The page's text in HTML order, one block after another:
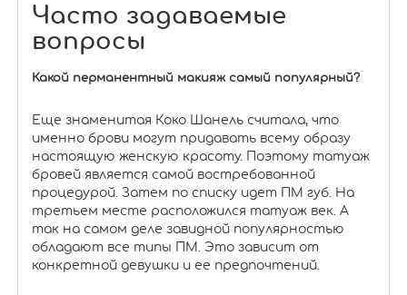
Часто задаваемые
вопросы
Какой перманентный макияж самый популярный?
Еще знаменитая Коко Шанель считала, что
именно брови могут придавать всему образу
настоящую женскую красоту. Поэтому татуаж
бровей является самой востребованной
процедурой. Затем по списку идет ПМ губ. На
третьем месте расположился татуаж век. А
так на самом деле завидной популярностью
обладают все типы ПМ. Это зависит от
конкретной девушки и ее предпочтений.